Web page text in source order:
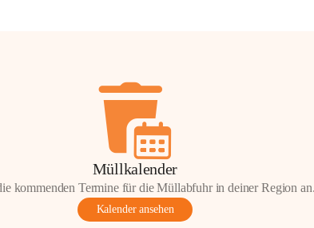
Müllkalender
kommenden Termine für die Müllabfuhr in deiner Region
Kalender ansehen